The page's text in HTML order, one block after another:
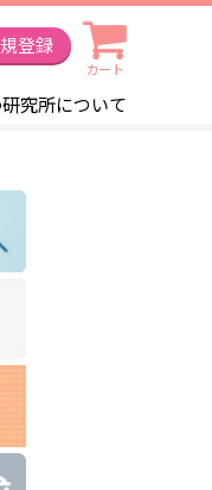
登録
カート
究所について